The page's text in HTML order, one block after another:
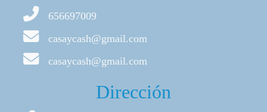
656697009
casaycash@gmail.com
casaycash@gmail.com
Dirección